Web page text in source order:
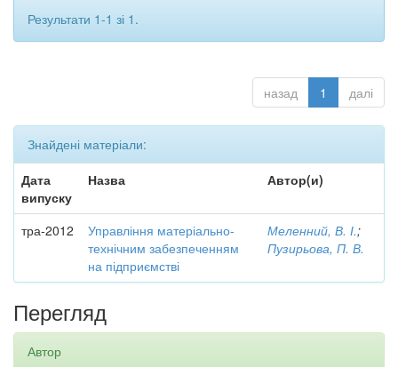
Результати 1-1 зі 1.
назад 1 далі
Знайдені матеріали:
Дата
випуску
Назва Автор(и)
тра-2012
Управління матеріально-
технічним забезпеченням
на підприємстві
Меленний, В. І.;
Пузирьова, П. В.
Перегляд
Автор